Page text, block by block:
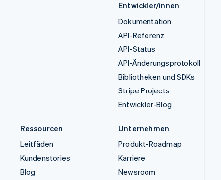
Entwickler/innen
Dokumentation
API-Referenz
API-Status
API-Änderungsprotokoll
Bibliotheken und SDKs
Stripe Projects
Entwickler-Blog
Ressourcen
Leitfäden
Kundenstories
Blog
Unternehmen
Produkt-Roadmap
Karriere
Newsroom